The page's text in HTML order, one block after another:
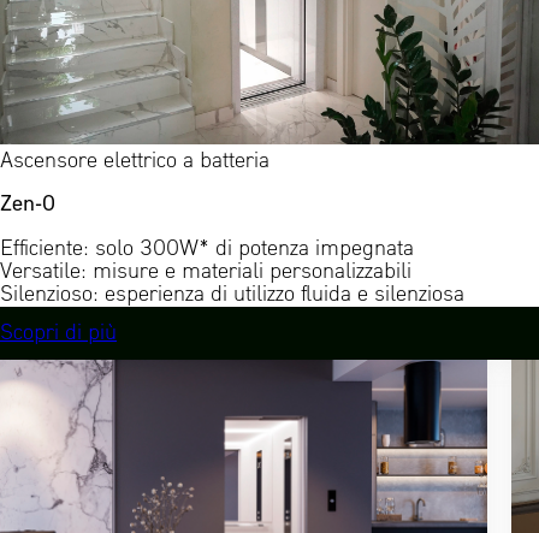
Ascensore elettrico a batteria
Zen-0
Efficiente: solo 300W* di potenza impegnata
Versatile: misure e materiali personalizzabili
Silenzioso: esperienza di utilizzo fluida e silenziosa
Scopri di più